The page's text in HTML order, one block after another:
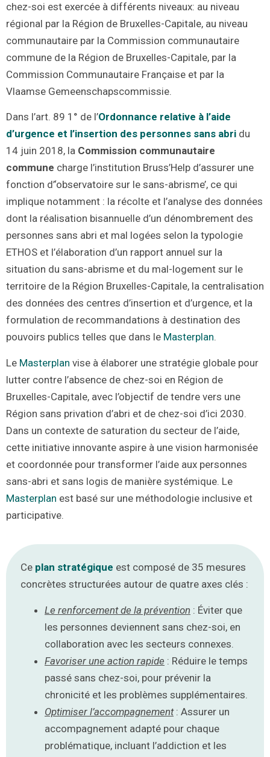
chez-soi est exercée à différents niveaux: au niveau
régional par la Région de Bruxelles-Capitale, au niveau
communautaire par la Commission communautaire
commune de la Région de Bruxelles-Capitale, par la
Commission Communautaire Française et par la
Vlaamse Gemeenschapscommissie.
Dans l’art. 89 1° de l’Ordonnance relative à l’aide
d’urgence et l’insertion des personnes sans abri du
14 juin 2018, la Commission communautaire
commune charge l’institution Bruss’Help d’assurer une
fonction d’‘observatoire sur le sans-abrisme’, ce qui
implique notamment : la récolte et l’analyse des données
dont la réalisation bisannuelle d’un dénombrement des
personnes sans abri et mal logées selon la typologie
ETHOS et l’élaboration d’un rapport annuel sur la
situation du sans-abrisme et du mal-logement sur le
territoire de la Région Bruxelles-Capitale, la centralisation
des données des centres d’insertion et d’urgence, et la
formulation de recommandations à destination des
pouvoirs publics telles que dans le Masterplan.
Le Masterplan vise à élaborer une stratégie globale pour
lutter contre l’absence de chez-soi en Région de
Bruxelles-Capitale, avec l’objectif de tendre vers une
Région sans privation d’abri et de chez-soi d’ici 2030.
Dans un contexte de saturation du secteur de l’aide,
cette initiative innovante aspire à une vision harmonisée
et coordonnée pour transformer l’aide aux personnes
sans-abri et sans logis de manière systémique. Le
Masterplan est basé sur une méthodologie inclusive et
participative.
Ce plan stratégique est composé de 35 mesures
concrètes structurées autour de quatre axes clés :
Le renforcement de la prévention : Éviter que
les personnes deviennent sans chez-soi, en
collaboration avec les secteurs connexes.
Favoriser une action rapide : Réduire le temps
passé sans chez-soi, pour prévenir la
chronicité et les problèmes supplémentaires.
Optimiser l’accompagnement: Assurer un
accompagnement adapté pour chaque
problématique, incluant l’addiction et les